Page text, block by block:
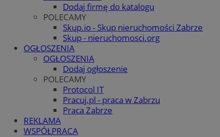
Dodaj firmę do katalogu
POLECAMY
Skup.io - Skup nieruchomości Zabrze
Skup - nieruchomosci.org
OGŁOSZENIA
OGŁOSZENIA
Dodaj ogłoszenie
POLECAMY
Protocol IT
Pracuj.pl - praca w Zabrzu
Praca Zabrze
REKLAMA
WSPÓŁPRACA